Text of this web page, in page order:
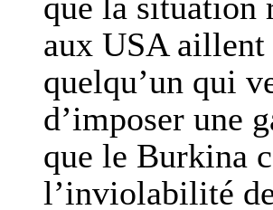
aux USA aillent
quelqu’un qui
d’imposer une
que le Burkina
l’inviolabilité